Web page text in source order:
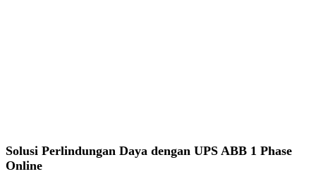
Solusi Perlindungan Daya dengan UPS ABB 1 Phase
Online